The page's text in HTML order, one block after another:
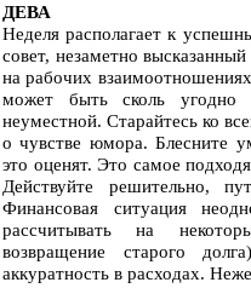
ДЕВА
Неделя располагает к
совет, незаметно
на рабочих
может быть сколь угодно
неуместной. Старайтесь ко
о чувстве юмора. Блесните
это оценят. Это самое
Действуйте решительно,
Финансовая ситуация
рассчитывать на
возвращение старого
аккуратность в расходах.